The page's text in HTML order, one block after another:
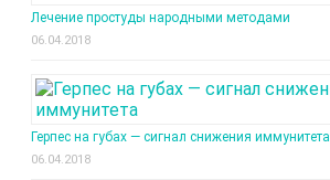
Лечение простуды народными методами
06.04.2018
Герпес на губах — сигнал снижения иммунитета
06.04.2018